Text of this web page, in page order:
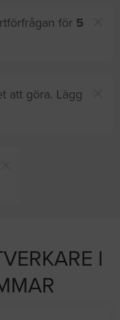
för 5
att göra. Lägg
proffshjälp
I